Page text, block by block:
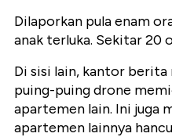
Dilaporkan pula enam
anak terluka. Sekitar 20
Di sisi lain, kantor berita
puing-puing drone
apartemen lain. Ini juga
apartemen lainnya